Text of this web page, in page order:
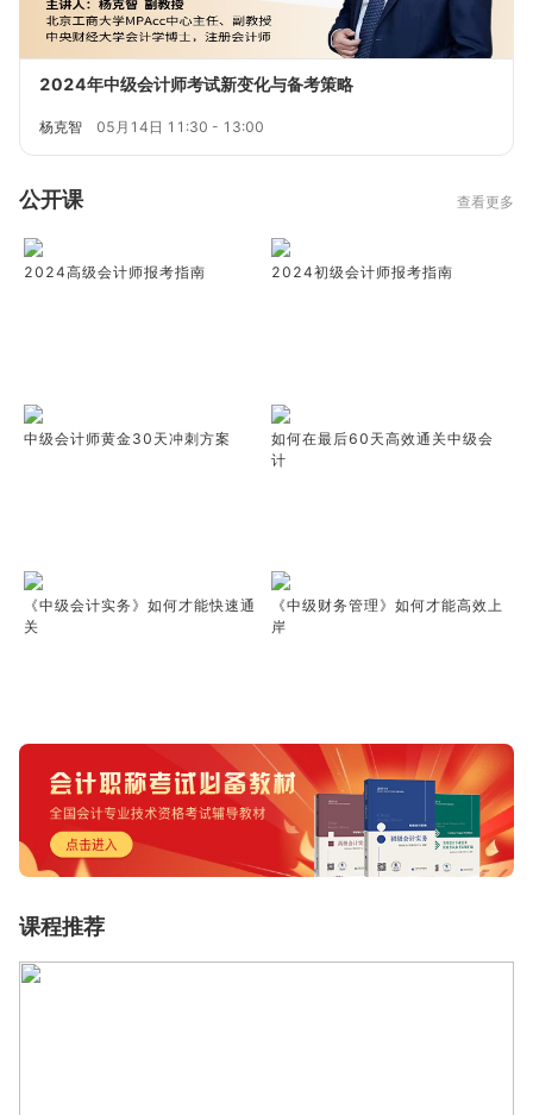
2024年中级会计师考试新变化与备考策略
杨克智 05月14日 11:30 - 13:00
公开课 查看更多
2024高级会计师报考指南 2024初级会计师报考指南
中级会计师黄金30天冲刺方案
如何在最后60天高效通关中级会
计
《中级会计实务》如何才能快速通
关
《中级财务管理》如何才能高效上
岸
课程推荐